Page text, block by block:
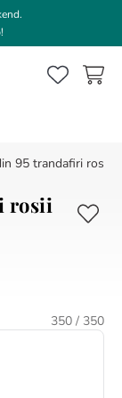
95 trandafiri rosii
rosii
350 / 350